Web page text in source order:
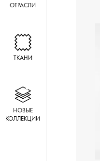
ОТРАСЛИ
ТКАНИ
НОВЫЕ
КОЛЛЕКЦИИ